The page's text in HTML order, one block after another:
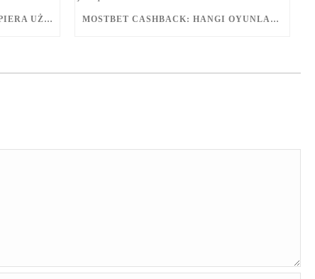
JAK APLIKACJA MOSTBET WSPIERA UŻYTKOWNIKÓW ANDROIDA? MOSTBET CASHBACK: HANGI OYUNLAR SIZI DAHA ÇOX QAZANA BILƏR?